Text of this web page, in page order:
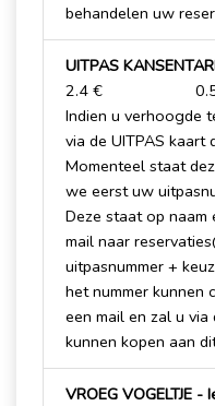
behandelen uw
UITPAS
2.4 €
Indien u verhoogde
via de UITPAS kaart
Momenteel staat
we eerst uw
Deze staat op naam
mail naar
uitpasnummer +
het nummer kunnen
een mail en zal u
kunnen kopen aan
VROEG VOGELTJE